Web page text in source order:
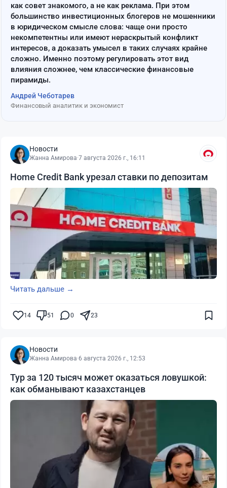
как совет знакомого, а не как реклама. При этом
большинство инвестиционных блогеров не мошенники
в юридическом смысле слова: чаще они просто
некомпетентны или имеют нераскрытый конфликт
интересов, а доказать умысел в таких случаях крайне
сложно. Именно поэтому регулировать этот вид
влияния сложнее, чем классические финансовые
пирамиды.
Андрей Чеботарев
Финансовый аналитик и экономист
Новости
Жанна Амирова·7 августа 2026 г., 16:11
Home Credit Bank урезал ставки по депозитам
Читать дальше →
14 51 0 23
Новости
Жанна Амирова·6 августа 2026 г., 12:53
Тур за 120 тысяч может оказаться ловушкой:
как обманывают казахстанцев